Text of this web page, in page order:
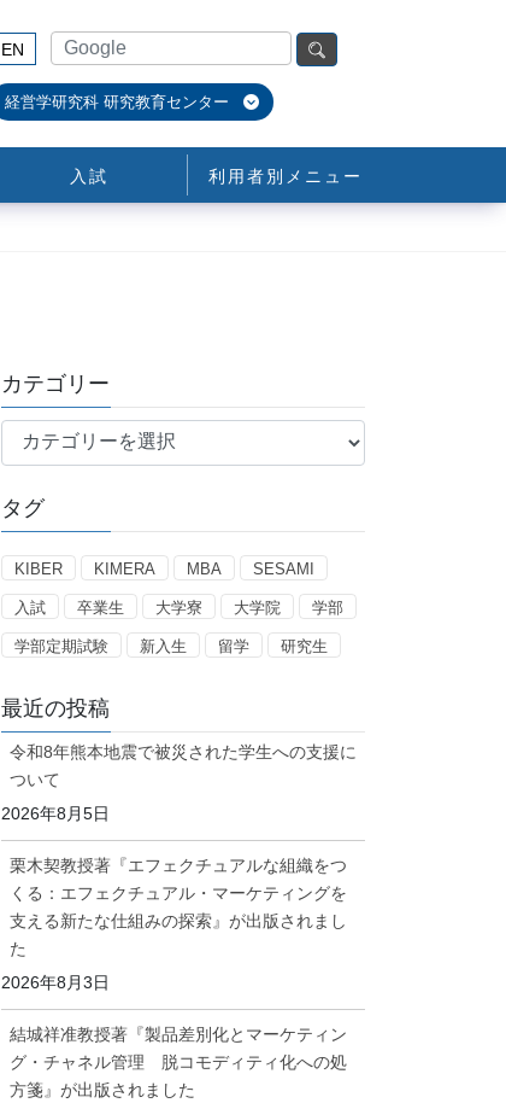
EN
経営学研究科 研究教育センター
入試 利用者別メニュー
カテゴリー
テ
リ
タグ
KIBER KIMERA MBA SESAMI
入試 卒業生 大学寮 大学院 学部
学部定期試験 新入生 留学 研究生
最近の投稿
令和8年熊本地震で被災された学生への支援に
ついて
2026年8月5日
栗木契教授著『エフェクチュアルな組織をつ
くる：エフェクチュアル・マーケティングを
支える新たな仕組みの探索』が出版されまし
た
2026年8月3日
結城祥准教授著『製品差別化とマーケティン
グ・チャネル管理 脱コモディティ化への処
方箋』が出版されました